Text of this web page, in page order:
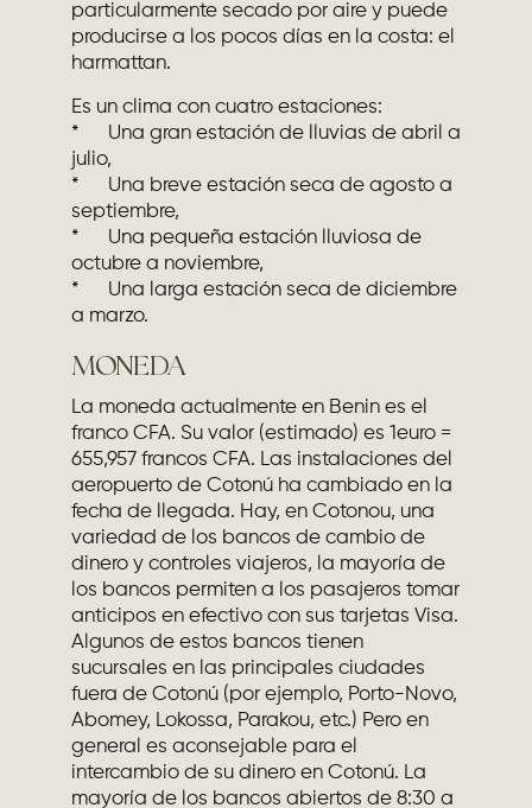
particularmente secado por aire y puede
producirse a los pocos días en la costa: el
harmattan.
Es un clima con cuatro estaciones:
* Una gran estación de lluvias de abril a
julio,
* Una breve estación seca de agosto a
septiembre,
* Una pequeña estación lluviosa de
octubre a noviembre,
* Una larga estación seca de diciembre
a marzo.
MONEDA
La moneda actualmente en Benin es el
franco CFA. Su valor (estimado) es 1euro =
655,957 francos CFA. Las instalaciones del
aeropuerto de Cotonú ha cambiado en la
fecha de llegada. Hay, en Cotonou, una
variedad de los bancos de cambio de
dinero y controles viajeros, la mayoría de
los bancos permiten a los pasajeros tomar
anticipos en efectivo con sus tarjetas Visa.
Algunos de estos bancos tienen
sucursales en las principales ciudades
fuera de Cotonú (por ejemplo, Porto-Novo,
Abomey, Lokossa, Parakou, etc.) Pero en
general es aconsejable para el
intercambio de su dinero en Cotonú. La
mayoría de los bancos abiertos de 8:30 a